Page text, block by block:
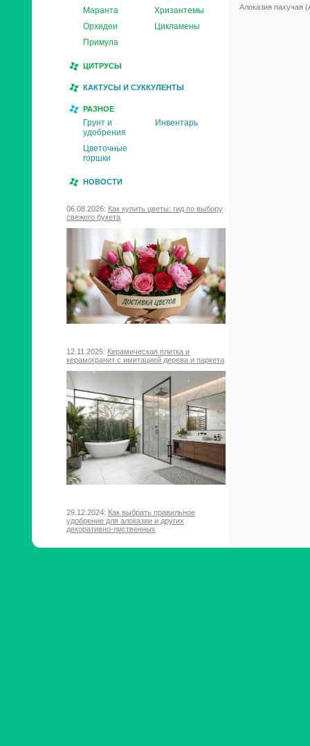
Маранта
Хризантемы
Орхидеи
Цикламены
Примула
ЦИТРУСЫ
КАКТУСЫ И СУККУЛЕНТЫ
РАЗНОЕ
Грунт и
удобрения
Инвентарь
Цветочные
горшки
НОВОСТИ
06.08.2026: Как купить цветы: гид по выбору
свежего букета
12.11.2025: Керамическая плитка и
керамогранит с имитацией дерева и паркета
29.12.2024: Как выбрать правильное
удобрение для алоказии и других
декоративно-лиственных
Алоказия пахучая